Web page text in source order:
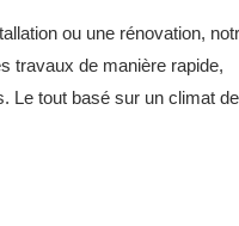
ou une rénovation,
travaux de manière rapide,
Le tout basé sur un climat de